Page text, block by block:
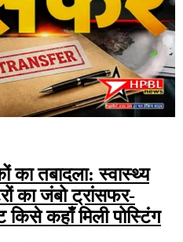
का तबादला: स्वास्थ्य
का जंबो ट्रांसफर-
कहाँ मिली पोस्टिंग